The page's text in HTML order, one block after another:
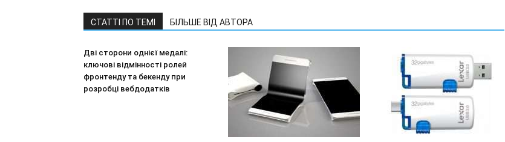
СТАТТІ ПО ТЕМІ БІЛЬШЕ ВІД АВТОРА
Дві сторони однієї медалі:
ключові відмінності ролей
фронтенду та бекенду при
розробці вебдодатків